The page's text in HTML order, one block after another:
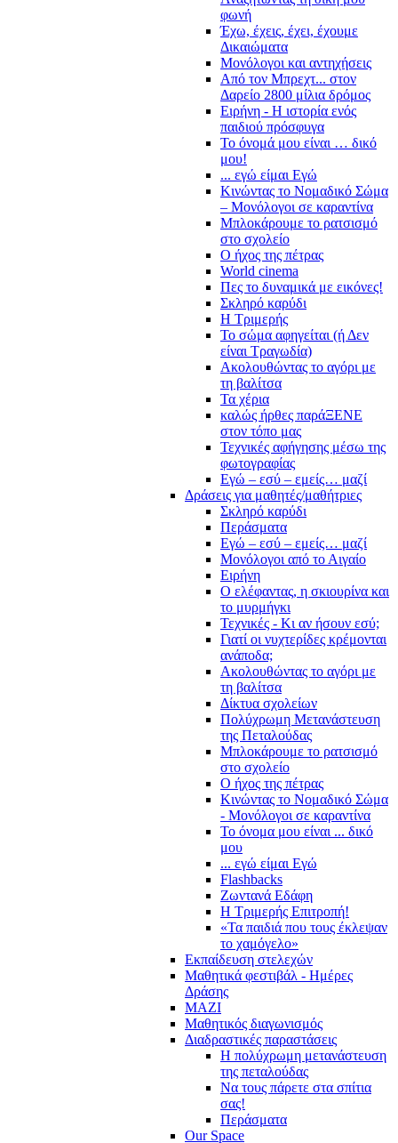
φωνή
Έχω, έχεις, έχει, έχουμε
Δικαιώματα
Μονόλογοι και αντηχήσεις
Από τον Μπρεχτ... στον
Δαρείο 2800 μίλια δρόμος
Ειρήνη - Η ιστορία ενός
παιδιού πρόσφυγα
Το όνομά μου είναι … δικό
μου!
... εγώ είμαι Εγώ
Κινώντας το Νομαδικό Σώμα
– Μονόλογοι σε καραντίνα
Μπλοκάρουμε το ρατσισμό
στο σχολείο
Ο ήχος της πέτρας
World cinema
Πες το δυναμικά με εικόνες!
Σκληρό καρύδι
Η Τριμερής
Το σώμα αφηγείται (ή Δεν
είναι Τραγωδία)
Ακολουθώντας το αγόρι με
τη βαλίτσα
Τα χέρια
καλώς ήρθες παράΞΕΝΕ
στον τόπο μας
Τεχνικές αφήγησης μέσω της
φωτογραφίας
Εγώ – εσύ – εμείς… μαζί
Δράσεις για μαθητές/μαθήτριες
Σκληρό καρύδι
Περάσματα
Εγώ – εσύ – εμείς… μαζί
Μονόλογοι από το Αιγαίο
Ειρήνη
Ο ελέφαντας, η σκιουρίνα και
το μυρμήγκι
Τεχνικές - Κι αν ήσουν εσύ;
Γιατί οι νυχτερίδες κρέμονται
ανάποδα;
Ακολουθώντας το αγόρι με
τη βαλίτσα
Δίκτυα σχολείων
Πολύχρωμη Μετανάστευση
της Πεταλούδας
Μπλοκάρουμε το ρατσισμό
στο σχολείο
Ο ήχος της πέτρας
Κινώντας το Νομαδικό Σώμα
- Μονόλογοι σε καραντίνα
Το όνομα μου είναι ... δικό
μου
... εγώ είμαι Εγώ
Flashbacks
Ζωντανά Εδάφη
Η Τριμερής Επιτροπή!
«Τα παιδιά που τους έκλεψαν
το χαμόγελο»
Εκπαίδευση στελεχών
Μαθητικά φεστιβάλ - Ημέρες
Δράσης
ΜΑΖΙ
Μαθητικός διαγωνισμός
Διαδραστικές παραστάσεις
Η πολύχρωμη μετανάστευση
της πεταλούδας
Να τους πάρετε στα σπίτια
σας!
Περάσματα
Our Space